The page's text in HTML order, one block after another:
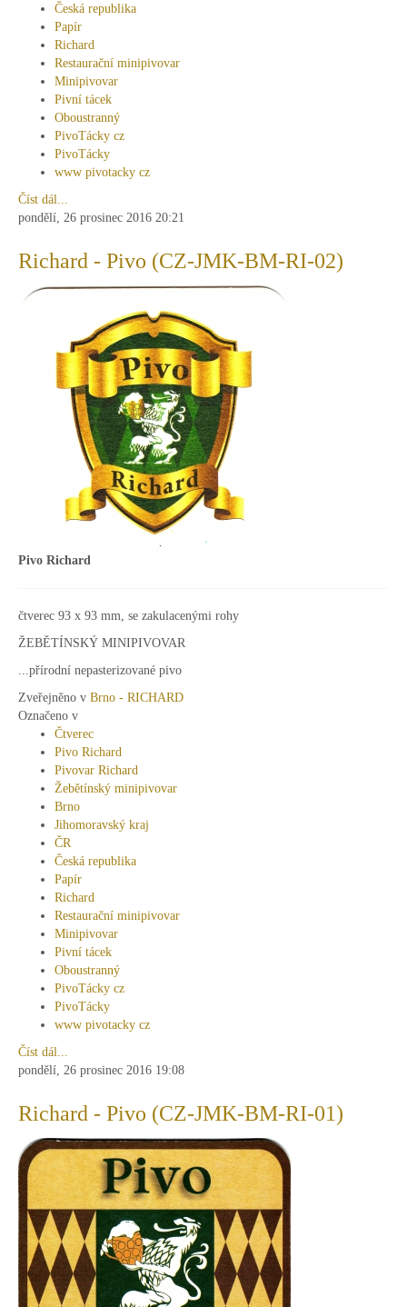
Česká republika
Papír
Richard
Restaurační minipivovar
Minipivovar
Pivní tácek
Oboustranný
PivoTácky cz
PivoTácky
www pivotacky cz
Číst dál...
pondělí, 26 prosinec 2016 20:21
Richard - Pivo (CZ-JMK-BM-RI-02)
Pivo Richard
čtverec 93 x 93 mm, se zakulacenými rohy
ŽEBĚTÍNSKÝ MINIPIVOVAR
...přírodní nepasterizované pivo
Zveřejněno v Brno - RICHARD
Označeno v
Čtverec
Pivo Richard
Pivovar Richard
Žebětínský minipivovar
Brno
Jihomoravský kraj
ČR
Česká republika
Papír
Richard
Restaurační minipivovar
Minipivovar
Pivní tácek
Oboustranný
PivoTácky cz
PivoTácky
www pivotacky cz
Číst dál...
pondělí, 26 prosinec 2016 19:08
Richard - Pivo (CZ-JMK-BM-RI-01)